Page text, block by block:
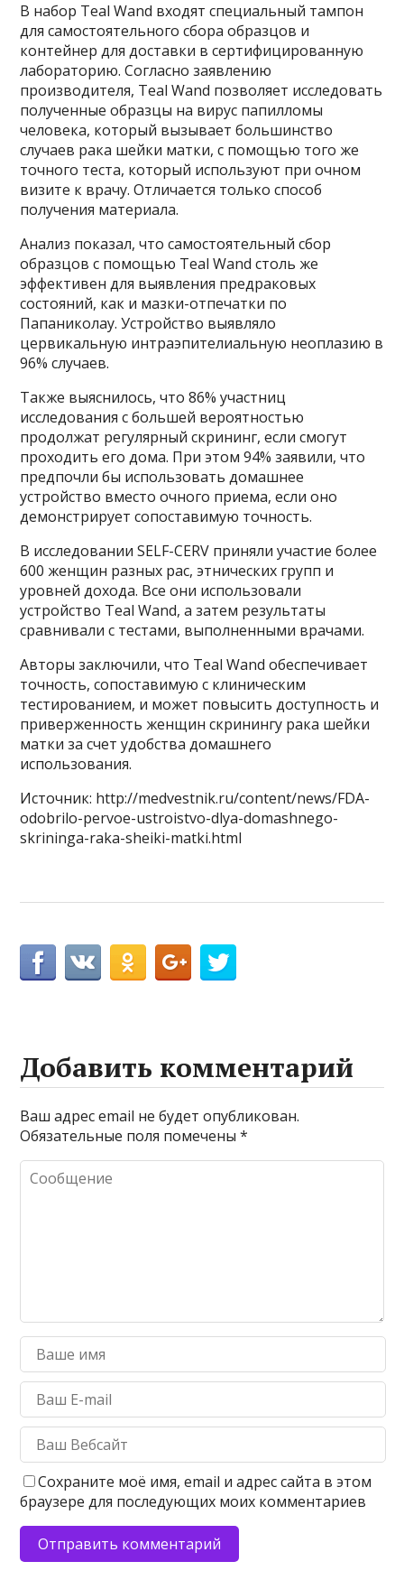
В набор Teal Wand входят специальный тампон
для самостоятельного сбора образцов и
контейнер для доставки в сертифицированную
лабораторию. Согласно заявлению
производителя, Teal Wand позволяет исследовать
полученные образцы на вирус папилломы
человека, который вызывает большинство
случаев рака шейки матки, с помощью того же
точного теста, который используют при очном
визите к врачу. Отличается только способ
получения материала.
Анализ показал, что самостоятельный сбор
образцов с помощью Teal Wand столь же
эффективен для выявления предраковых
состояний, как и мазки-отпечатки по
Папаниколау. Устройство выявляло
цервикальную интраэпителиальную неоплазию в
96% случаев.
Также выяснилось, что 86% участниц
исследования с большей вероятностью
продолжат регулярный скрининг, если смогут
проходить его дома. При этом 94% заявили, что
предпочли бы использовать домашнее
устройство вместо очного приема, если оно
демонстрирует сопоставимую точность.
В исследовании SELF-CERV приняли участие более
600 женщин разных рас, этнических групп и
уровней дохода. Все они использовали
устройство Teal Wand, а затем результаты
сравнивали с тестами, выполненными врачами.
Авторы заключили, что Teal Wand обеспечивает
точность, сопоставимую с клиническим
тестированием, и может повысить доступность и
приверженность женщин скринингу рака шейки
матки за счет удобства домашнего
использования.
Источник: http://medvestnik.ru/content/news/FDA-
odobrilo-pervoe-ustroistvo-dlya-domashnego-
skrininga-raka-sheiki-matki.html
Добавить комментарий
Ваш адрес email не будет опубликован.
Обязательные поля помечены*
Сохраните моё имя, email и адрес сайта в этом
браузере для последующих моих комментариев